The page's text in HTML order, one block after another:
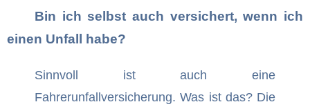
Bin ich selbst auch versichert, wenn ich
einen Unfall habe?
Sinnvoll ist auch eine
Fahrerunfallversicherung. Was ist das? Die